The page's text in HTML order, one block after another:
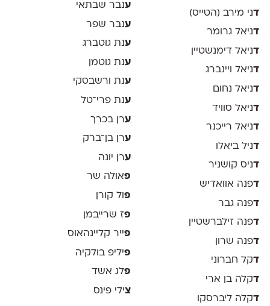
דני מירב (הטייס)
דניאל גרומר
דניאל דימנשטיין
דניאל ויינברג
דניאל נחום
דניאל סוויד
דניאל רייכנר
דניל ביאלו
דניס קושניר
דפנה אוואדיש
דפנה גבר
דפנה זילברשטיין
דפנה שרון
דקל חברוני
דקלה בן ארי
דקלה ליברסקו
ענבר שבתאי
ענבר שפר
ענת גוטברג
ענת גוטמן
ענת ורשבסקי
ענת פרי־טל
ערן בכרך
ערן בן־ברק
ערן יונה
פאולה שר
פ ול קורן
פז שרייבמן
פייר קליינהאוס
פיליפ בולקיה
פלג אשד
צילי פינס